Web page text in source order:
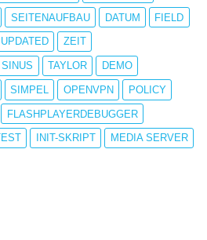
SEITENAUFBAU DATUM FIELD
UPDATED ZEIT
SINUS TAYLOR DEMO
SIMPEL OPENVPN POLICY
FLASHPLAYERDEBUGGER
INIT-SKRIPT MEDIA SERVER